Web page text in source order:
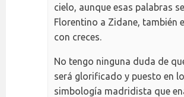
cielo, aunque esas palabras
Florentino a Zidane, también
con creces.
No tengo ninguna duda de
será glorificado y puesto en
simbología madridista que